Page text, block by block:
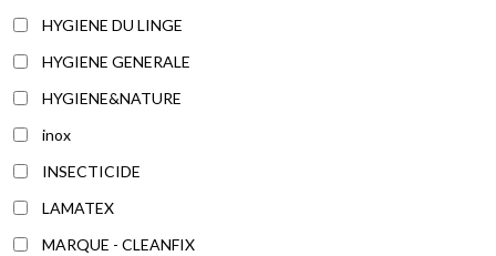
HYGIENE DU LINGE
HYGIENE GENERALE
HYGIENE&NATURE
inox
INSECTICIDE
LAMATEX
MARQUE - CLEANFIX